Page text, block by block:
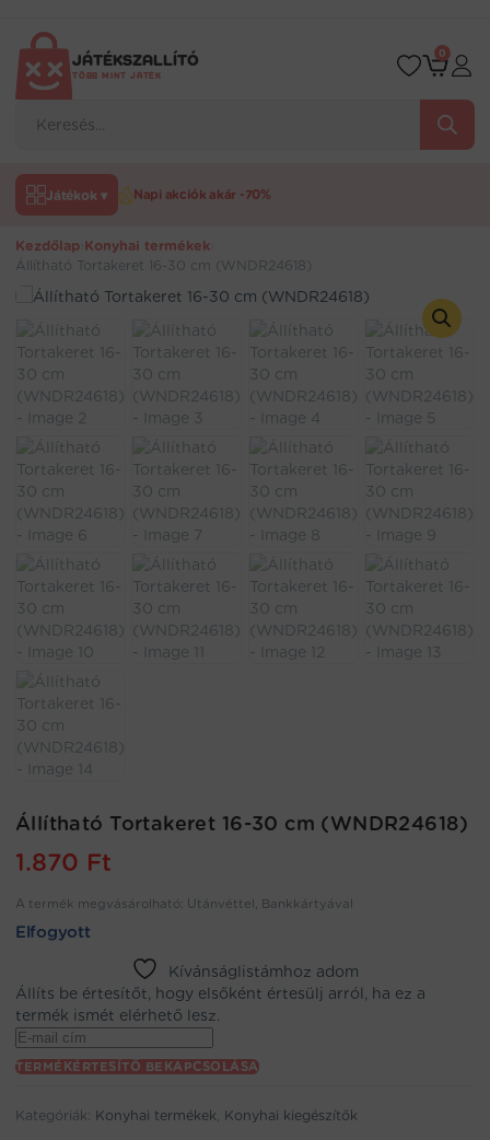
tartalomraJÁTÉKSZALLÍTÓ
TÖBB MINT JÁTÉK
search
0
Játékok ▾ Napi akciók akár -70%
Kezdőlap Konyhai termékek
Állítható Tortakeret 16-30 cm (WNDR24618)
Állítható Tortakeret 16-30 cm (WNDR24618)
1.870 Ft
A termék megvásárolható: Utánvéttel, Bankkártyával
Elfogyott
Kívánságlistámhoz adom
Állíts be értesítőt, hogy elsőként értesülj arról, ha ez a
termék ismét elérhető lesz.
Enter
your
email
to
TERMÉKÉRTESÍTŐ BEKAPCSOLÁSA
Kategóriák: Konyhai termékek, Konyhai kiegészítők